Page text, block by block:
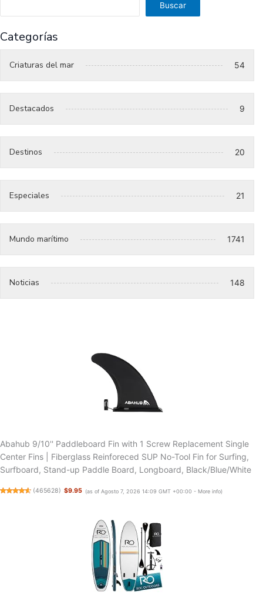
Buscar
Categorías
Criaturas del mar 54
Destacados 9
Destinos 20
Especiales 21
Mundo marítimo 1741
Noticias 148
Abahub 9/10'' Paddleboard Fin with 1 Screw Replacement Single
Center Fins | Fiberglass Reinforeced SUP No-Tool Fin for Surfing,
Surfboard, Stand-up Paddle Board, Longboard, Black/Blue/White
(465628) $9.95 (as of Agosto 7, 2026 14:09 GMT +00:00 - More info)